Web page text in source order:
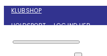
KLUBSHOP
HOLDSPORT – LOG IND HER
KONTAKT NYBORG GIF HÅNDBOLD